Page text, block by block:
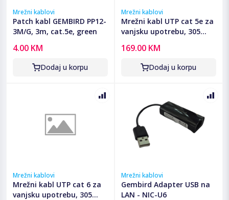
Mrežni kablovi
Patch kabl GEMBIRD PP12-
3M/G, 3m, cat.5e, green
4.00 KM
Dodaj u korpu
Mrežni kablovi
Mrežni kabl UTP cat 5e za
vanjsku upotrebu, 305
169.00 KM
Dodaj u korpu
Mrežni kablovi
Mrežni kabl UTP cat 6 za
vanjsku upotrebu, 305
Mrežni kablovi
Gembird Adapter USB na
LAN - NIC-U6